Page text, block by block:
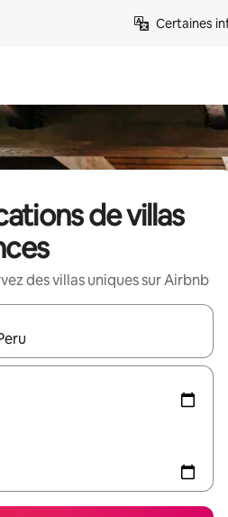
Certaines
de villas
des villas uniques sur Airbnb
s'affichent, utilisez les flèches